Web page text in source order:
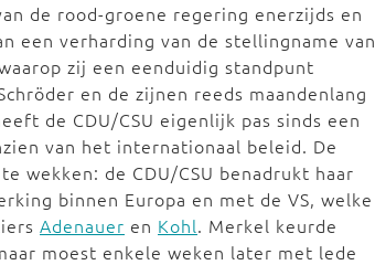
de rood-groene regering enerzijds en
een verharding van de stellingname van
zij een eenduidig standpunt
en de zijnen reeds maandenlang
de CDU/CSU eigenlijk pas sinds een
van het internationaal beleid. De
wekken: de CDU/CSU benadrukt haar
binnen Europa en met de VS, welke
Adenauer en Kohl. Merkel keurde
moest enkele weken later met lede